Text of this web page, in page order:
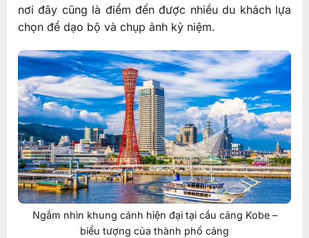
nơi đây cũng là điểm đến được nhiều du khách lựa
chọn để dạo bộ và chụp ảnh kỷ niệm.
Ngắm nhìn khung cảnh hiện đại tại cầu cảng Kobe –
biểu tượng của thành phố cảng